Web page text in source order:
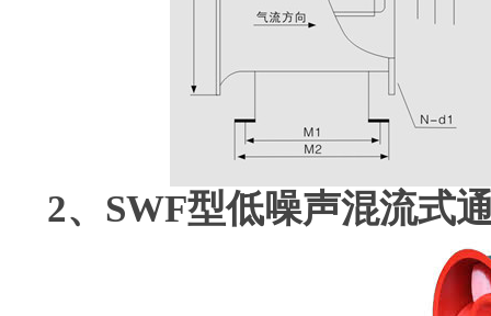
2、SWF型低噪声混流式